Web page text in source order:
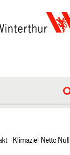
- Klimaziel Netto-Null